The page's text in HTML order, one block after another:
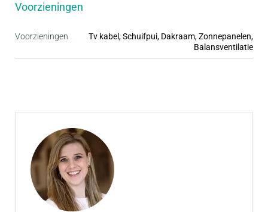
Voorzieningen
Voorzieningen
Tv kabel, Schuifpui, Dakraam, Zonnepanelen,
Balansventilatie